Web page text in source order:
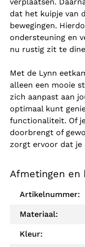
verplaatsen.
dat het kuipje van
bewegingen.
ondersteuning en
nu rustig zit te
Met de Lynn
alleen een mooie
zich aanpast aan
optimaal kunt
functionaliteit. Of
doorbrengt of
zorgt ervoor dat je
Afmetingen en
Artikelnummer:
Materiaal:
Kleur: